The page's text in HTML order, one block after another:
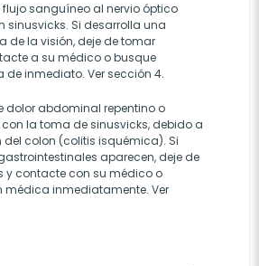
sanguíneo al nervio óptico
sinusvicks. Si desarrolla una
de la visión, deje de tomar
a su médico o busque
inmediato. Ver sección 4.
dolor abdominal repentino o
la toma de sinusvicks, debido a
colon (colitis isquémica). Si
aparecen, deje de
y contacte con su médico o
médica inmediatamente. Ver